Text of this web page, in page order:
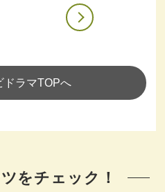
ドラマTOPへ
をチェック！